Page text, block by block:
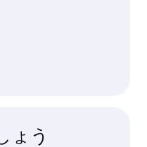
ょう